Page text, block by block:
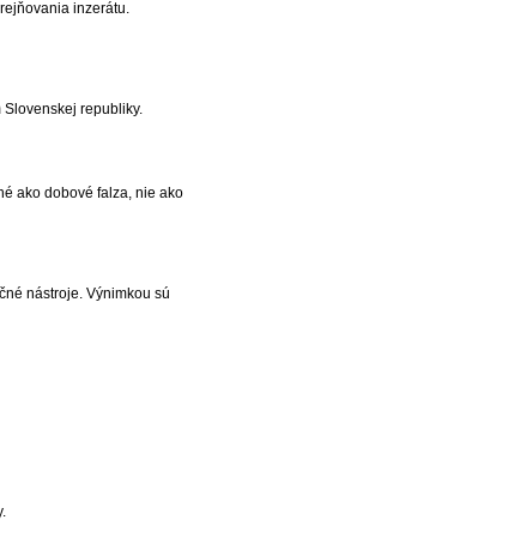
inzerátu.
republiky.
ako dobové falza, nie ako
nástroje. Výnimkou sú